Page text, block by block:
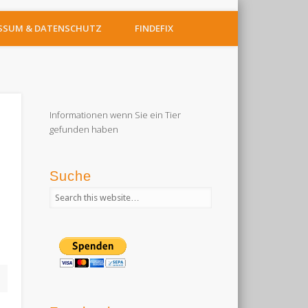
& DATENSCHUTZ FINDEFIX
Informationen wenn Sie ein Tier
gefunden haben
Suche